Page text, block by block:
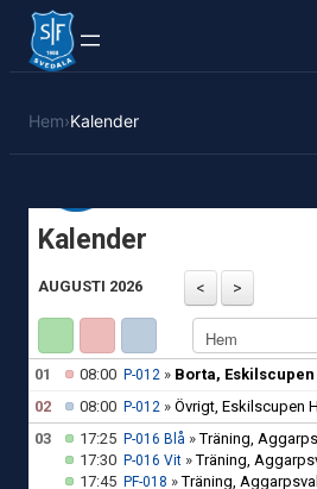
Hem›Kalender